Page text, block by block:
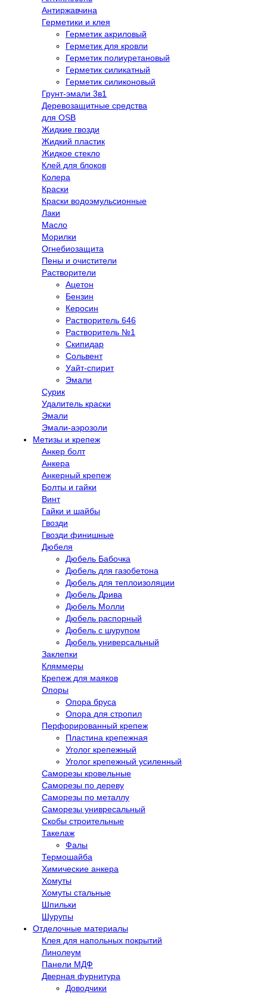
Антиржавчина
Герметики и клея
Герметик акриловый
Герметик для кровли
Герметик полиуретановый
Герметик силикатный
Герметик силиконовый
Грунт-эмали 3в1
Деревозащитные средства
для OSB
Жидкие гвозди
Жидкий пластик
Жидкое стекло
Клей для блоков
Колера
Краски
Краски водоэмульсионные
Лаки
Масло
Морилки
Огнебиозащита
Пены и очистители
Растворители
Ацетон
Бензин
Керосин
Растворитель 646
Растворитель №1
Скипидар
Сольвент
Уайт-спирит
Эмали
Сурик
Удалитель краски
Эмали
Эмали-аэрозоли
Метизы и крепеж
Анкер болт
Анкера
Анкерный крепеж
Болты и гайки
Винт
Гайки и шайбы
Гвозди
Гвозди финишные
Дюбеля
Дюбель Бабочка
Дюбель для газобетона
Дюбель для теплоизоляции
Дюбель Дрива
Дюбель Молли
Дюбель распорный
Дюбель с шурупом
Дюбель универсальный
Заклепки
Кляммеры
Крепеж для маяков
Опоры
Опора бруса
Опора для стропил
Перфорированный крепеж
Пластина крепежная
Уголог крепежный
Уголог крепежный усиленный
Саморезы кровельные
Саморезы по дереву
Саморезы по металлу
Саморезы унивресальный
Скобы строительные
Такелаж
Фалы
Термошайба
Химические анкера
Хомуты
Хомуты стальные
Шпильки
Шурупы
Отделочные материалы
Клея для напольных покрытий
Линолеум
Панели МДФ
Дверная фурнитура
Доводчики